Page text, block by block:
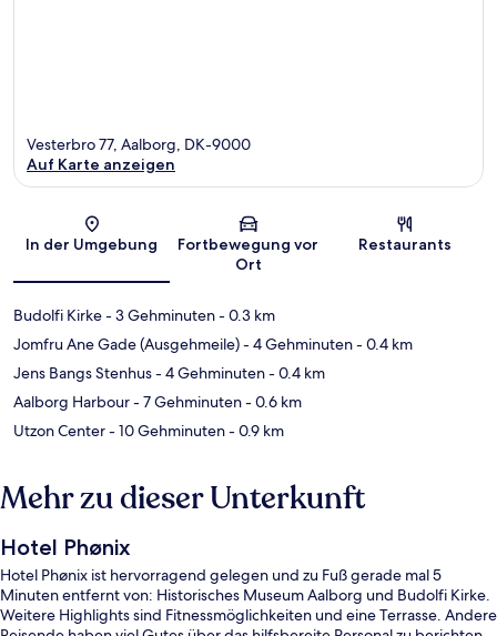
Karte
Vesterbro 77, Aalborg, DK-9000
Auf Karte anzeigen
In der Umgebung
Fortbewegung vor
Ort
Restaurants
Budolfi Kirke- 3 Gehminuten- 0.3 km
Jomfru Ane Gade (Ausgehmeile)- 4 Gehminuten- 0.4 km
Jens Bangs Stenhus- 4 Gehminuten- 0.4 km
Aalborg Harbour- 7 Gehminuten- 0.6 km
Utzon Center- 10 Gehminuten- 0.9 km
Mehr zu dieser Unterkunft
Hotel Phønix
Hotel Phønix ist hervorragend gelegen und zu Fuß gerade mal 5
Minuten entfernt von: Historisches Museum Aalborg und Budolfi Kirke.
Weitere Highlights sind Fitnessmöglichkeiten und eine Terrasse. Andere